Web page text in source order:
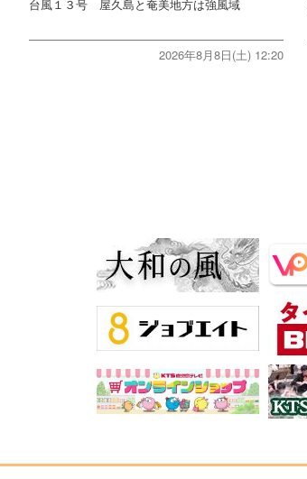
台風１３号 屋久島と奄美地方は強風域
2026年8月8日(土) 12:20